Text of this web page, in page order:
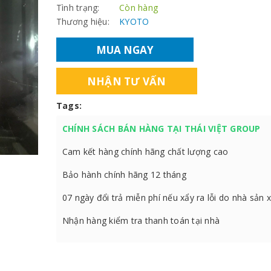
Tình trạng:
Còn hàng
Thương hiệu:
KYOTO
MUA NGAY
NHẬN TƯ VẤN
Tags:
CHÍNH SÁCH BÁN HÀNG TẠI THÁI VIỆT GROUP
Cam kết hàng chính hãng chất lượng cao
Bảo hành chính hãng 12 tháng
07 ngày đổi trả miễn phí nếu xẩy ra lỗi do nhà sản
Nhận hàng kiểm tra thanh toán tại nhà